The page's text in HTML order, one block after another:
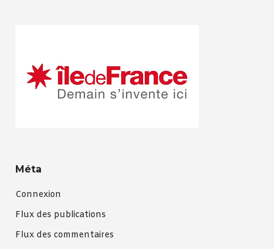
Méta
Connexion
Flux des publications
Flux des commentaires